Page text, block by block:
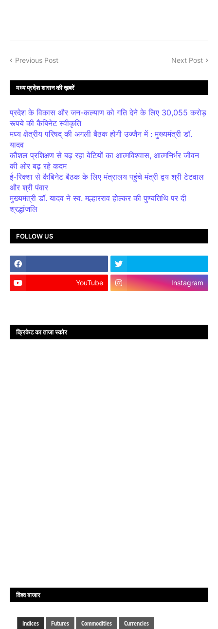
Previous Post Next Post
मध्य प्रदेश शासन की ख़बरें
प्रदेश के विकास और जन-कल्याण को गति देने के लिए 30,055 करोड़
रूपये की कैबिनेट स्वीकृति
मध्य क्षेत्रीय परिषद् की अगली बैठक होगी उज्जैन में : मुख्यमंत्री डॉ.
यादव
कौशल प्रशिक्षण से बढ़ रहा बेटियों का आत्मविश्वास, आत्मनिर्भर जीवन
की ओर बढ़ रहे कदम
ई-रिक्शा से कैबिनेट बैठक के लिए मंत्रालय पहुंचे मंत्री द्वय श्री टेटवाल
और श्री पंवार
मुख्यमंत्री डॉ. यादव ने स्व. मल्हारराव होल्कर की पुण्यतिथि पर दी
श्रद्धांजलि
FOLLOW US
YouTube Instagram
क्रिकेट का ताजा स्कोर
विश्व बाजार